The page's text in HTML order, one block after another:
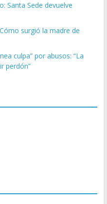
Santa Sede devuelve
surgió la madre de
culpa” por abusos: “La
perdón”